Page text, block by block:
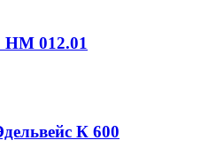
НМ 012.01
К 600